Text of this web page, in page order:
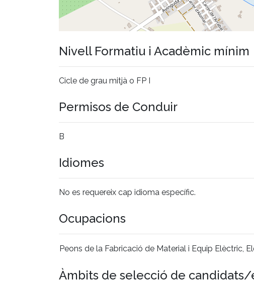
Nivell Formatiu i Acadèmic mínim
Cicle de grau mitjà o FP I
Permisos de Conduir
B
Idiomes
No es requereix cap idioma específic.
Ocupacions
Peons de la Fabricació de Material i Equip Elèctric,
Àmbits de selecció de candidats/